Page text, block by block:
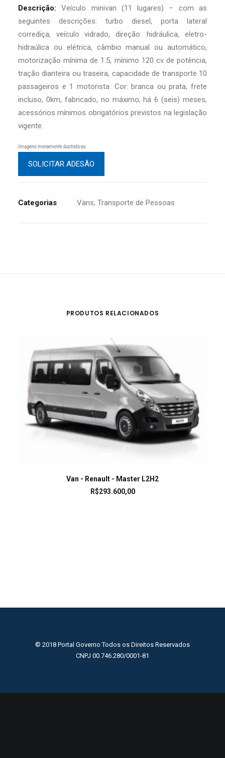
Descrição: Veículo minivan (11 lugares) – com as
seguintes descrições: turbo diesel, porta lateral
corrediça, veículo vidrado, direção: hidráulica, eletro-
hidraúlica ou elétrica, câmbio manual ou automático,
motorização mínima de 1.5, mínimo 120 cv de potência,
tração dianteira ou traseira, capacidade de transporte 10
passageiros e 1 motorista. Cor: branca ou prata, frete
incluso, 0km, fabricado, no máximo, há 6 (seis) meses,
acessórios mínimos obrigatórios previstos na legislação
vigente.
Imagens meramente ilustrativas
SOLICITAR ADESÃO
Categorias Vans, Transporte de Pessoas
PRODUTOS RELACIONADOS
LEIA MAIS
Van - Renault - Master L2H2
R$293.600,00
© 2018 Portal Governo Todos os Direitos Reservados
CNPJ 00.746.280/0001-81